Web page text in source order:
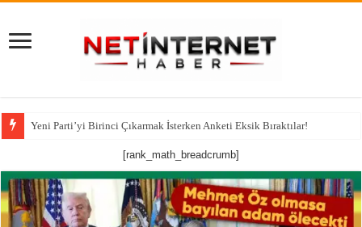
Yeni Parti’yi Birinci Çıkarmak İsterken Anketi Eksik Bıraktılar!
112 Acil Mobil İhbar Uygulaması İçin Kamu Spotu
[rank_math_breadcrumb]